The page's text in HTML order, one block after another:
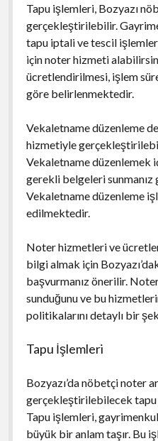
Tapu işlemleri, Bozyazı
gerçekleştirilebilir.
tapu iptali ve tescil
için noter hizmeti
ücretlendirilmesi, işlem
göre belirlenmektedir.
Vekaletname düzenleme
hizmetiyle
Vekaletname düzenlemek
gerekli belgeleri
Vekaletname düzenleme
edilmektedir.
Noter hizmetleri ve
bilgi almak için
başvurmanız önerilir.
sunduğunu ve bu
politikalarını detaylı bir
Tapu İşlemleri
Bozyazı’da nöbetçi noter
gerçekleştirilebilecek
Tapu işlemleri,
büyük bir anlam taşır. Bu